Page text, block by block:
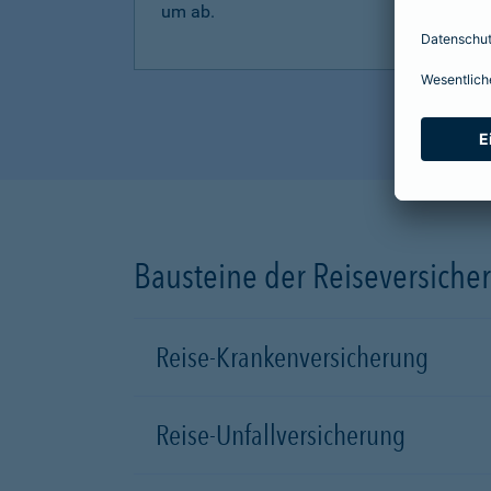
um ab.
Bausteine der
Reise-Krankenversicherung
Reise-Unfallversicherung